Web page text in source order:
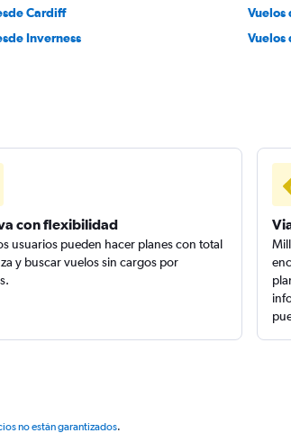
Cardiff
Vuelos
Inverness
Vuelos
con flexibilidad
usuarios pueden hacer planes con total
y buscar vuelos sin cargos por
no están garantizados.